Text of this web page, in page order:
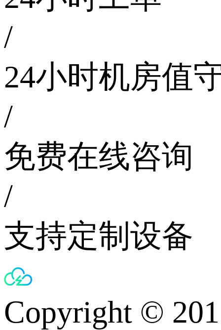
/
24小时机房值
/
免费在线咨询
/
支持定制设备
Copyright ©